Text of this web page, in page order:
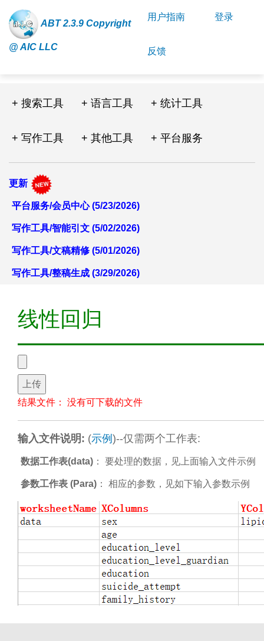
ABT 2.3.9 Copyright
@ AIC LLC
用户指南 登录
反馈
+ 搜索工具 + 语言工具 + 统计工具
+ 写作工具 + 其他工具 + 平台服务
更新
平台服务/会员中心 (5/23/2026)
写作工具/智能引文 (5/02/2026)
写作工具/文稿精修 (5/01/2026)
写作工具/整稿生成 (3/29/2026)
线性回归
上传
结果文件： 没有可下载的文件
输入文件说明: (示例 )--仅需两个工作表:
数据工作表(data) ： 要处理的数据，见上面输入文件示例
参数工作表 (Para) ： 相应的参数，见如下输入参数示例